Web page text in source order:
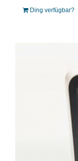
Ding verfügbar?